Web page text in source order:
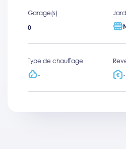
Garage(s)
0
Type de chauffage
-
-